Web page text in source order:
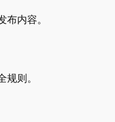
内容。
则。